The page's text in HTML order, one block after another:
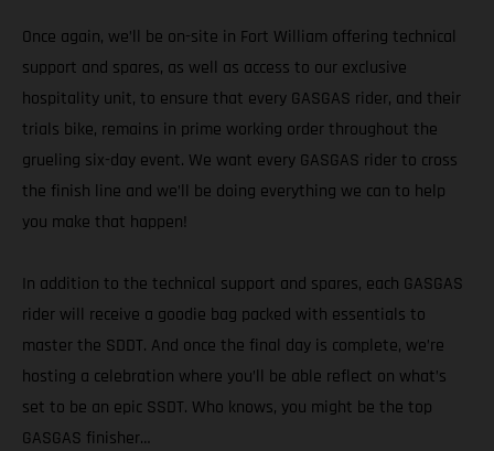
Once again, we’ll be on-site in Fort William offering technical
support and spares, as well as access to our exclusive
hospitality unit, to ensure that every GASGAS rider, and their
trials bike, remains in prime working order throughout the
grueling six-day event. We want every GASGAS rider to cross
the finish line and we’ll be doing everything we can to help
you make that happen!
In addition to the technical support and spares, each GASGAS
rider will receive a goodie bag packed with essentials to
master the SDDT. And once the final day is complete, we’re
hosting a celebration where you’ll be able reflect on what’s
set to be an epic SSDT. Who knows, you might be the top
GASGAS finisher…